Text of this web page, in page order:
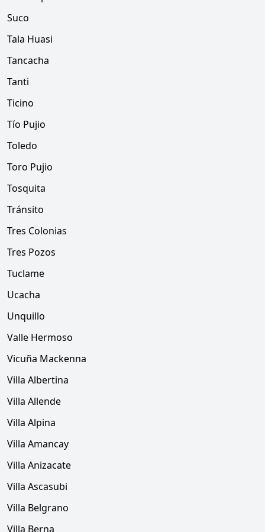
Suco
Tala Huasi
Tancacha
Tanti
Ticino
Tío Pujio
Toledo
Toro Pujio
Tosquita
Tránsito
Tres Colonias
Tres Pozos
Tuclame
Ucacha
Unquillo
Valle Hermoso
Vicuña Mackenna
Villa Albertina
Villa Allende
Villa Alpina
Villa Amancay
Villa Anizacate
Villa Ascasubi
Villa Belgrano
Villa Berna